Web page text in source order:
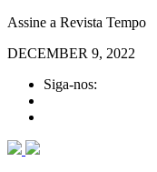
Assine a Revista Tempo
DECEMBER 9, 2022
Siga-nos: